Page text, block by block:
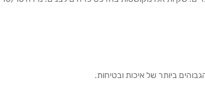
ביותר של איכות ובטיחות.